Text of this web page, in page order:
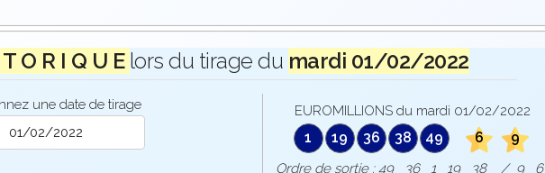
O R I Q U E lors du tirage du mardi 01/02/2022
une date de tirage EUROMILLIONS du mardi 01/02/2022
1 19 36 38 49 6 9
Ordre de sortie : 49 36 1 19 38 / 9 6